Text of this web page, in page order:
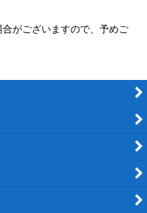
がございますので、予めご